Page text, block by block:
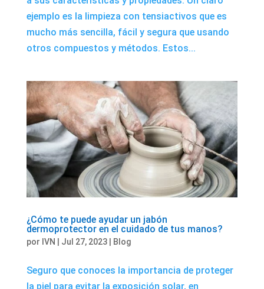
ejemplo es la limpieza con tensiactivos que es
mucho más sencilla, fácil y segura que usando
otros compuestos y métodos. Estos...
¿Cómo te puede ayudar un jabón
dermoprotector en el cuidado de tus manos?
por IVN Jul 27, 2023| Blog
Seguro que conoces la importancia de proteger
la piel para evitar la exposición solar, en